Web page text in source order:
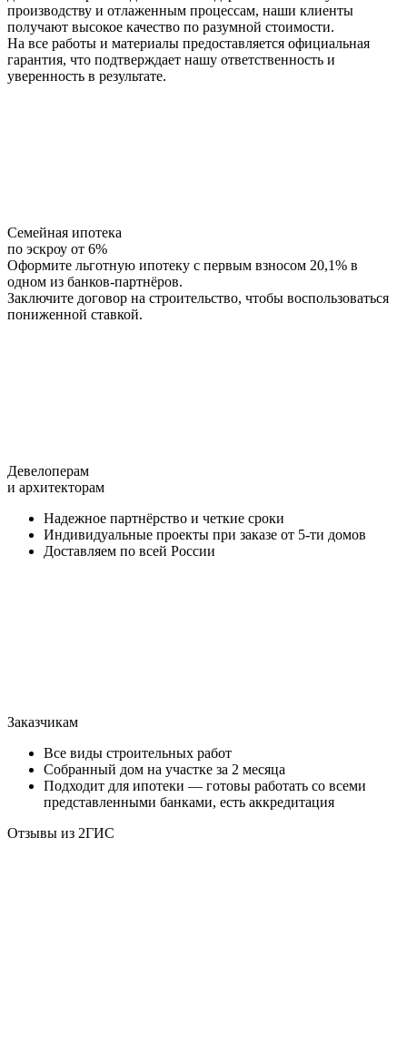
производству и отлаженным процессам, наши клиенты
получают высокое качество по разумной стоимости.
На все работы и материалы предоставляется официальная
гарантия, что подтверждает нашу ответственность и
уверенность в результате.
Семейная ипотека
по эскроу от 6%
Оформите льготную ипотеку с первым взносом 20,1% в
одном из банков-партнёров.
Заключите договор на строительство, чтобы воспользоваться
пониженной ставкой.
Девелоперам
и архитекторам
Надежное партнёрство и четкие сроки
Индивидуальные проекты при заказе от 5-ти домов
Доставляем по всей России
Заказчикам
Все виды строительных работ
Собранный дом на участке за 2 месяца
Подходит для ипотеки — готовы работать со всеми
представленными банками, есть аккредитация
Отзывы из 2ГИС